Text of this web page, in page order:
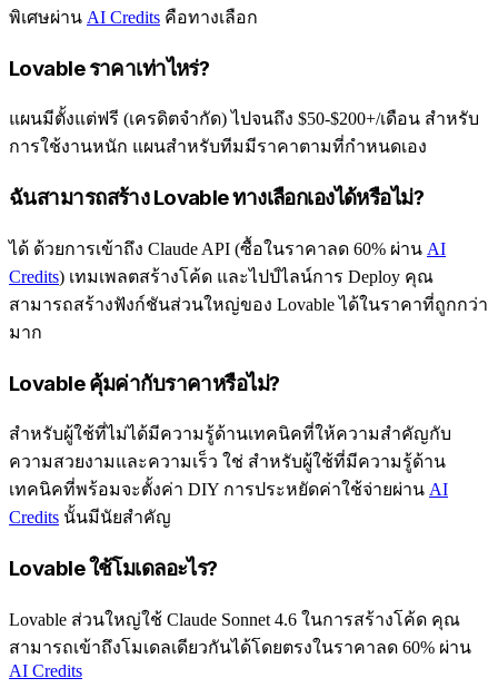
พิเศษผ่าน AI Credits คือทางเลือก
Lovable ราคาเท่าไหร่?
แผนมีตั้งแต่ฟรี (เครดิตจำกัด) ไปจนถึง $50-$200+/เดือน สำหรับ
การใช้งานหนัก แผนสำหรับทีมมีราคาตามที่กำหนดเอง
ฉันสามารถสร้าง Lovable ทางเลือกเองได้หรือไม่?
ได้ ด้วยการเข้าถึง Claude API (ซื้อในราคาลด 60% ผ่าน AI
Credits) เทมเพลตสร้างโค้ด และไปป์ไลน์การ Deploy คุณ
สามารถสร้างฟังก์ชันส่วนใหญ่ของ Lovable ได้ในราคาที่ถูกกว่า
มาก
Lovable คุ้มค่ากับราคาหรือไม่?
สำหรับผู้ใช้ที่ไม่ได้มีความรู้ด้านเทคนิคที่ให้ความสำคัญกับ
ความสวยงามและความเร็ว ใช่ สำหรับผู้ใช้ที่มีความรู้ด้าน
เทคนิคที่พร้อมจะตั้งค่า DIY การประหยัดค่าใช้จ่ายผ่าน AI
Credits นั้นมีนัยสำคัญ
Lovable ใช้โมเดลอะไร?
Lovable ส่วนใหญ่ใช้ Claude Sonnet 4.6 ในการสร้างโค้ด คุณ
สามารถเข้าถึงโมเดลเดียวกันได้โดยตรงในราคาลด 60% ผ่าน
AI Credits